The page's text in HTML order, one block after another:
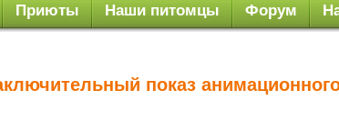
Приюты Наши питомцы Форум
показ